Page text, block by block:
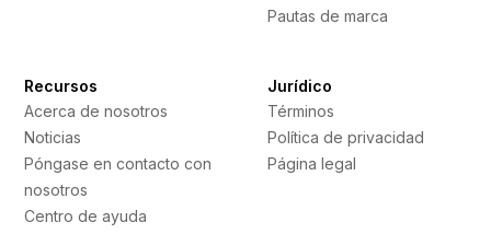
Pautas de marca
Recursos
Acerca de nosotros
Noticias
Póngase en contacto con
nosotros
Centro de ayuda
Jurídico
Términos
Política de privacidad
Página legal